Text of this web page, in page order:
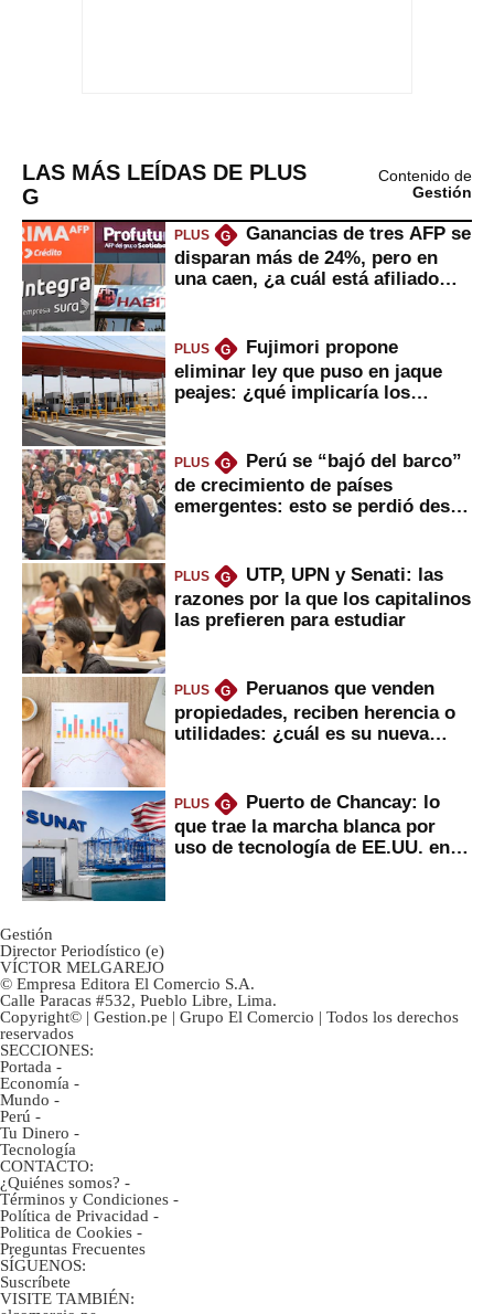
LAS MÁS LEÍDAS DE PLUS
G
Contenido de
Gestión
PLUS G
Ganancias de tres AFP se
disparan más de 24%, pero en
una caen, ¿a cuál está afiliado
PLUS G
Fujimori propone
eliminar ley que puso en jaque
peajes: ¿qué implicaría los
PLUS G
Perú se “bajó del barco”
de crecimiento de países
emergentes: esto se perdió desde
PLUS G
UTP, UPN y Senati: las
razones por la que los capitalinos
las prefieren para estudiar
PLUS G
Peruanos que venden
propiedades, reciben herencia o
utilidades: ¿cuál es su nueva
PLUS G
Puerto de Chancay: lo
que trae la marcha blanca por
uso de tecnología de EE.UU. en
Gestión
Director Periodístico (e)
VÍCTOR MELGAREJO
© Empresa Editora El Comercio S.A.
Calle Paracas #532, Pueblo Libre, Lima.
Copyright© | Gestion.pe | Grupo El Comercio | Todos los derechos
reservados
SECCIONES:
Portada -
Economía -
Mundo -
Perú -
Tu Dinero -
Tecnología
CONTACTO:
¿Quiénes somos? -
Términos y Condiciones -
Política de Privacidad -
Politica de Cookies -
Preguntas Frecuentes
SÍGUENOS:
Suscríbete
VISITE TAMBIÉN: